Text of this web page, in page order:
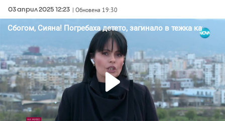
03 април 2025 12:23 | Обновена 19:30